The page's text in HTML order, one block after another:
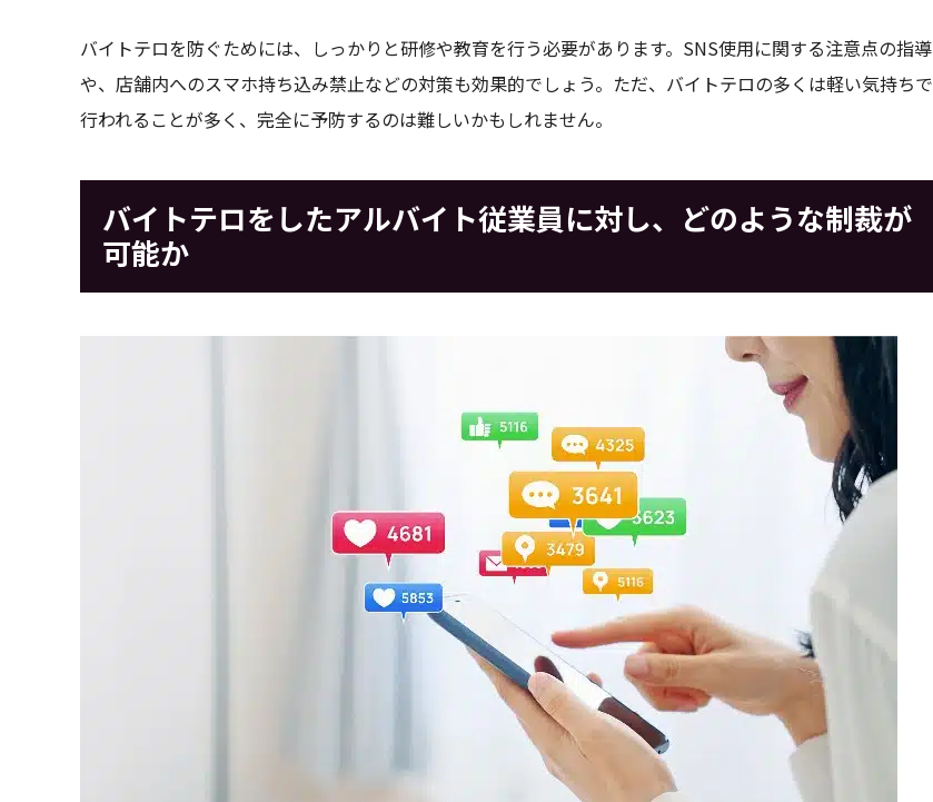
バイトテロを防ぐためには、しっかりと研修や教育を行う必要があります。SNS使用に関する注意点の指導
や、店舗内へのスマホ持ち込み禁止などの対策も効果的でしょう。ただ、バイトテロの多くは軽い気持ちで
行われることが多く、完全に予防するのは難しいかもしれません。
バイトテロをしたアルバイト従業員に対し、どのような制裁が
可能か